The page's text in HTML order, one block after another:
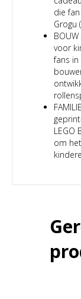
die
Grogu
BOUW
voor
fans
LEGO
om